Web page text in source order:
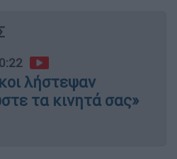
λήστεψαν
τα κινητά σας»